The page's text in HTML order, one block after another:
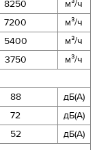
8250
м³/ч
7200
м³/ч
5400
м³/ч
3750
м³/ч
88
дБ(А)
72
дБ(А)
52
дБ(А)